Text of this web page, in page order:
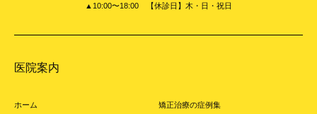
▲10:00〜18:00 【休診日】木・日・祝日
医院案内
ホーム 矯正治療の症例集